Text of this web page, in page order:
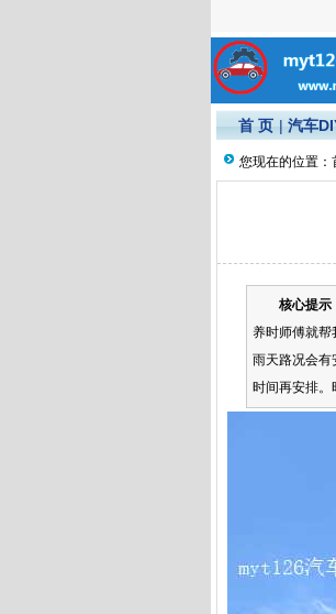
首 页 |汽车
您现在的位置：
核心提示
养时师傅就帮
雨天路况会有
时间再安排。